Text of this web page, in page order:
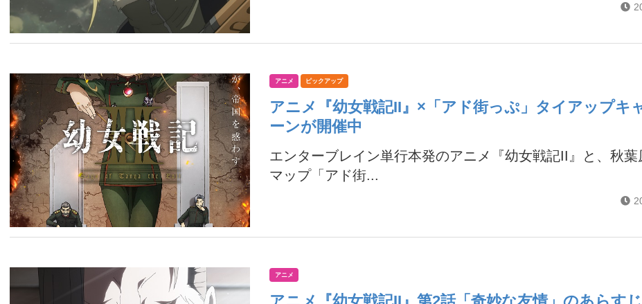
アニメ ピックアップ
アニメ『幼女戦記II』×「アド街っぷ」タイアップキ
ーンが開催中
エンターブレイン単行本発のアニメ『幼女戦記II』と、秋葉
マップ「アド街...
アニメ